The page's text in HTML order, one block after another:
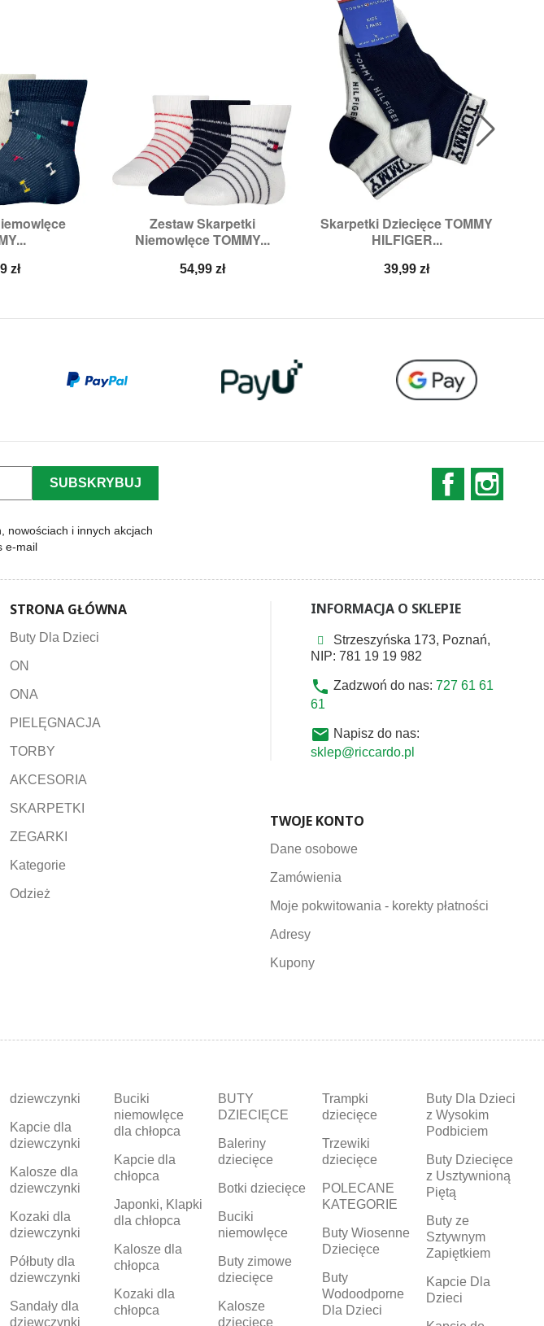
zł
podgląd
22,
Zestaw Skarpetki
Niemowlęce TOMMY...
Cena
54,99 zł
Szybki podgląd
Rozmiary:15/18,19/22
Skarpetki Dziecięce TOMMY
HILFIGER...
Cena
39,99 zł
Szybki podgląd
Rozmiary:31/34
nowościach i innych akcjach
e-mail
Facebook
STRONA GŁÓWNA
Buty Dla Dzieci
ON
ONA
PIELĘGNACJA
TORBY
AKCESORIA
SKARPETKI
ZEGARKI
Kategorie
Odzież
INFORMACJA O SKLEPIE
Strzeszyńska 173, Poznań,
NIP: 781 19 19 982
phone Zadzwoń do nas: 727 61 61
61
email Napisz do nas:
sklep@riccardo.pl
TWOJE KONTO
Dane osobowe
Zamówienia
Moje pokwitowania - korekty płatności
Adresy
Kupony
dziewczynki
Kapcie dla
dziewczynki
Kalosze dla
dziewczynki
Kozaki dla
dziewczynki
Półbuty dla
dziewczynki
Sandały dla
dziewczynki
Buciki
niemowlęce
dla chłopca
Kapcie dla
chłopca
Japonki, Klapki
dla chłopca
Kalosze dla
chłopca
Kozaki dla
chłopca
BUTY
DZIECIĘCE
Baleriny
dziecięce
Botki dziecięce
Buciki
niemowlęce
Buty zimowe
dziecięce
Kalosze
dziecięce
Trampki
dziecięce
Trzewiki
dziecięce
POLECANE
KATEGORIE
Buty Wiosenne
Dziecięce
Buty
Wodoodporne
Dla Dzieci
Buty Dla Dzieci
z Wysokim
Podbiciem
Buty Dziecięce
z Usztywnioną
Piętą
Buty ze
Sztywnym
Zapiętkiem
Kapcie Dla
Dzieci